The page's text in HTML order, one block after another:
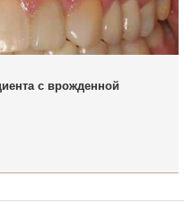
с врожденной